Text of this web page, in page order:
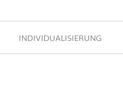
INDIVIDUALISIERUNG